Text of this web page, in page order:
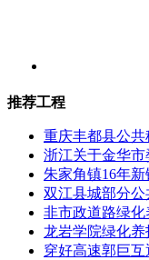
推荐工程
重庆丰都县公共
浙江关于金华
朱家角镇16年
双江县城部分
非市政道路绿
龙岩学院绿化
穿好高速郭巨